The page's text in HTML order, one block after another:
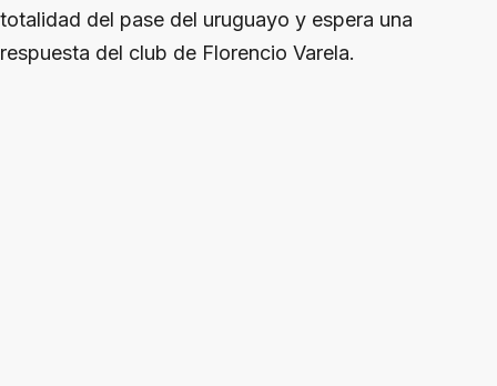
totalidad del pase del uruguayo y espera una
respuesta del club de Florencio Varela.